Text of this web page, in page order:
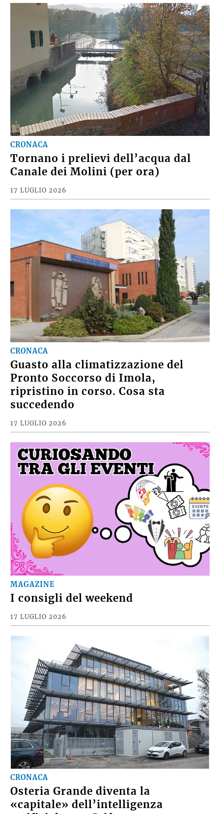
CRONACA
Tornano i prelievi dell’acqua dal
Canale dei Molini (per ora)
17 LUGLIO 2026
CRONACA
Guasto alla climatizzazione del
Pronto Soccorso di Imola,
ripristino in corso. Cosa sta
succedendo
17 LUGLIO 2026
MAGAZINE
I consigli del weekend
17 LUGLIO 2026
CRONACA
Osteria Grande diventa la
«capitale» dell’intelligenza